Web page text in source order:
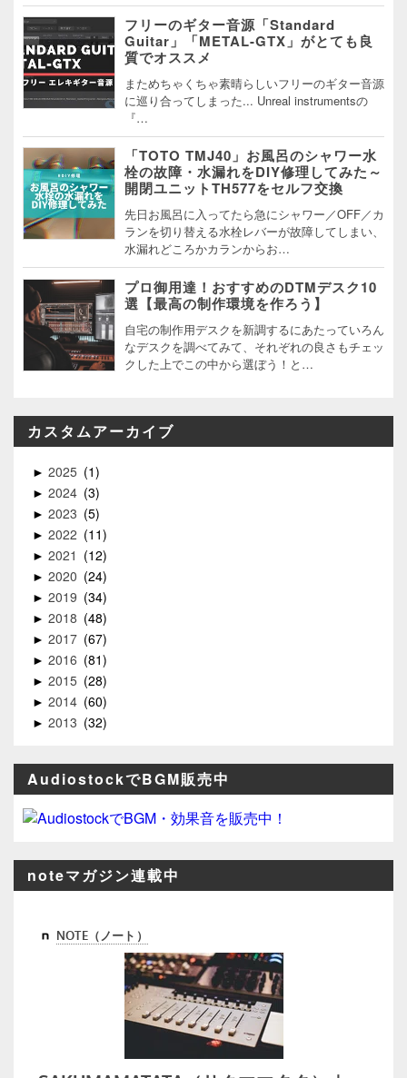
フリーのギター音源「Standard
Guitar」「METAL-GTX」がとても良
質でオススメ
まためちゃくちゃ素晴らしいフリーのギター音源
に巡り合ってしまった... Unreal instrumentsの
『…
「TOTO TMJ40」お風呂のシャワー水
栓の故障・水漏れをDIY修理してみた～
開閉ユニットTH577をセルフ交換
先日お風呂に入ってたら急にシャワー／OFF／カ
ランを切り替える水栓レバーが故障してしまい、
水漏れどころかカランからお…
プロ御用達！おすすめのDTMデスク10
選【最高の制作環境を作ろう】
自宅の制作用デスクを新調するにあたっていろん
なデスクを調べてみて、それぞれの良さもチェッ
クした上でこの中から選ぼう！と…
カスタムアーカイブ
► 2025 1
► 2024 3
► 2023 5
► 2022 11
► 2021 12
► 2020 24
► 2019 34
► 2018 48
► 2017 67
► 2016 81
► 2015 28
► 2014 60
► 2013 32
AudiostockでBGM販売中
noteマガジン連載中